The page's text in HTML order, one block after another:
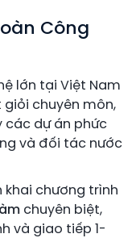
Công
lớn tại Việt Nam
giỏi chuyên môn,
các dự án phức
và đối tác nước
khai chương trình
chuyên biệt,
và giao tiếp 1-